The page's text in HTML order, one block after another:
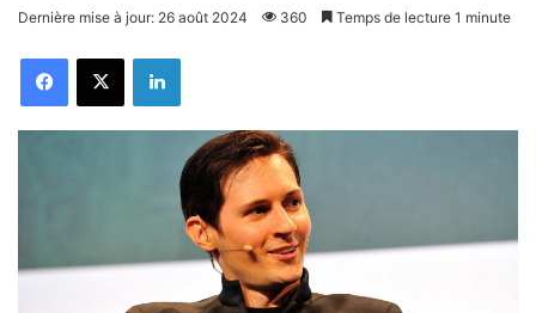
Dernière mise à jour: 26 août 2024 360 Temps de lecture 1 minute
FacebookX Linkedin